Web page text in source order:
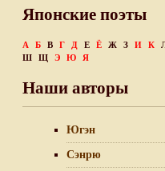
Японские поэты
А Б В Г Д Е Ё Ж З И К
Ш
Щ Э Ю Я
Наши авторы
Югэн
Сэнрю